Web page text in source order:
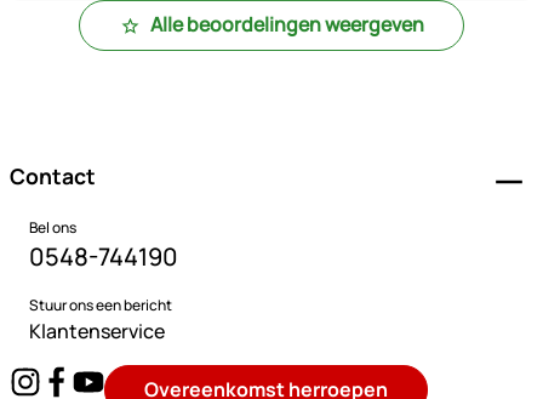
Alle beoordelingen weergeven
Contact
Bel ons
0548-744190
Stuur ons een bericht
Klantenservice
Overeenkomst herroepen